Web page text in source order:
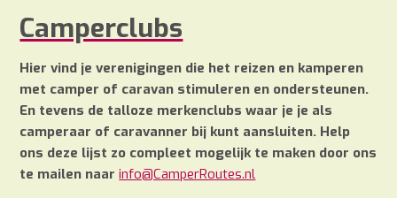
Camperclubs
Hier vind je verenigingen die het reizen en kamperen
met camper of caravan stimuleren en ondersteunen.
En tevens de talloze merkenclubs waar je je als
camperaar of caravanner bij kunt aansluiten. Help
ons deze lijst zo compleet mogelijk te maken door ons
te mailen naar info@CamperRoutes.nl